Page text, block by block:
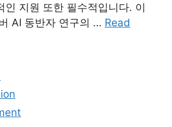
인 지원 또한 필수적입니다. 이
AI 동반자 연구의 … Read